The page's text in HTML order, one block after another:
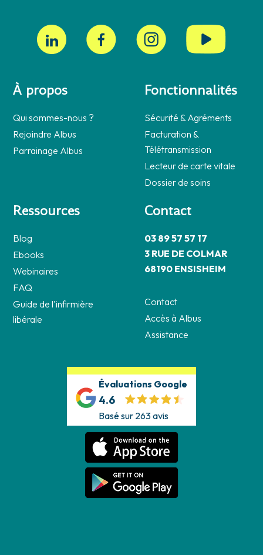
À propos
Qui sommes-nous ?
Rejoindre Albus
Parrainage Albus
Fonctionnalités
Sécurité & Agréments
Facturation &
Télétransmission
Lecteur de carte vitale
Dossier de soins
Ressources
Blog
Ebooks
Webinaires
FAQ
Guide de l'infirmière
libérale
Contact
03 89 57 57 17
3 RUE DE COLMAR
68190 ENSISHEIM
Contact
Accès à Albus
Assistance
Évaluations Google
4.6
Basé sur 263 avis